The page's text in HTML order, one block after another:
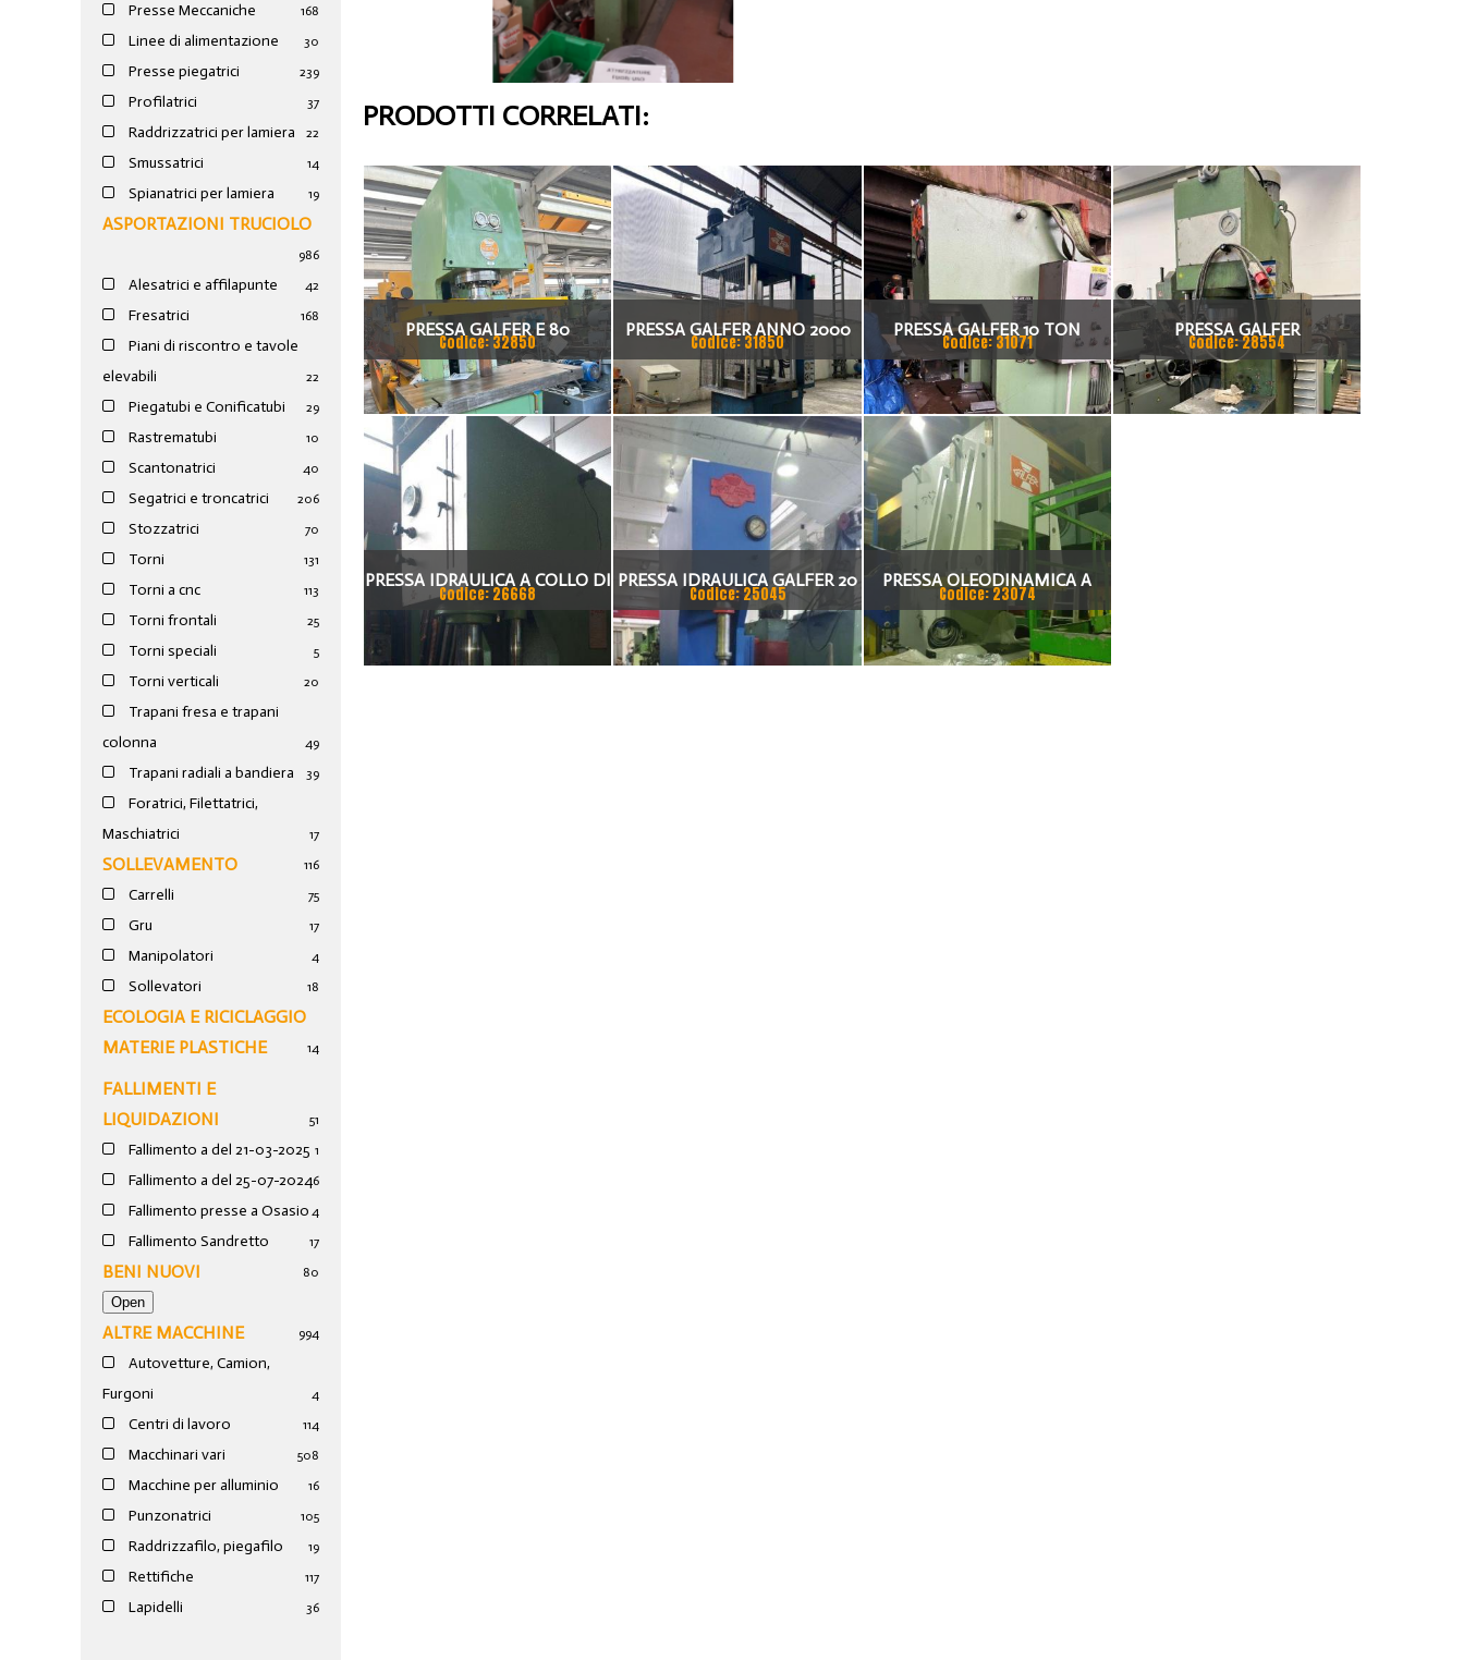
Presse Meccaniche 168
Linee di alimentazione 30
Presse piegatrici 239
Profilatrici 37
Raddrizzatrici per lamiera 22
Smussatrici 14
Spianatrici per lamiera 19
ASPORTAZIONI TRUCIOLO
986
Alesatrici e affilapunte 42
Fresatrici 168
Piani di riscontro e tavole
elevabili
22
Piegatubi e Conificatubi 29
Rastrematubi 10
Scantonatrici 40
Segatrici e troncatrici 206
Stozzatrici 70
Torni 131
Torni a cnc 113
Torni frontali 25
Torni speciali 5
Torni verticali 20
Trapani fresa e trapani
colonna
49
Trapani radiali a bandiera 39
Foratrici, Filettatrici,
Maschiatrici
17
SOLLEVAMENTO 116
Carrelli 75
Gru 17
Manipolatori 4
Sollevatori 18
ECOLOGIA E RICICLAGGIO
MATERIE PLASTICHE
14
FALLIMENTI E
LIQUIDAZIONI
51
Fallimento a del 21-03-2025 1
Fallimento a del 25-07-20246
Fallimento presse a Osasio 4
Fallimento Sandretto 17
BENI NUOVI 80
ALTRE MACCHINE 994
Autovetture, Camion,
Furgoni
4
Centri di lavoro 114
Macchinari vari 508
Macchine per alluminio 16
Punzonatrici 105
Raddrizzafilo, piegafilo 19
Rettifiche 117
Lapidelli 36
PRODOTTI CORRELATI:
PRESSA GALFER E 80
Codice: 32850
PRESSA GALFER ANNO 2000
IDRAULICA
Codice: 31850
PRESSA GALFER 10 TON
IDRAULICA
Codice: 31071
PRESSA GALFER
Codice: 28554
PRESSA IDRAULICA A COLLO DI
CIGNO GALFER 20 TN
Codice: 26668
PRESSA IDRAULICA GALFER 20
TON
Codice: 25045
PRESSA OLEODINAMICA A
COLLO DI CIGNO
COSTRUZIONE: GALFER
Codice: 23074